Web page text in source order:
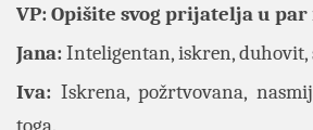
VP: Opišite svog prijatelja u
Jana: Inteligentan, iskren, duhovit,
Iva: Iskrena, požrtvovana,